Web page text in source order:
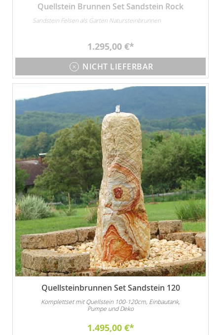
Quellstein Brunnen Set Sandstein Rock
Sandstein Felsen als Garten Natursteinbrunnen
1.295,00 €
NICHT LIEFERBAR
Quellsteinbrunnen Set Sandstein 120
Komplettset mit Quellstein 100-120cm, Einbautank,
Pumpe und Deko
1.495,00 €